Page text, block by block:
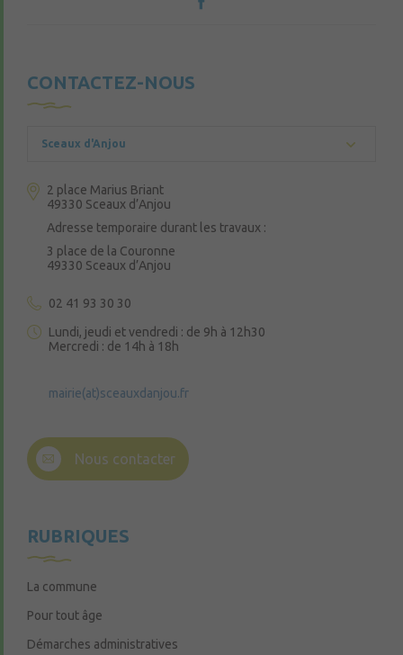
CONTACTEZ-NOUS
Sceaux d'Anjou
2 place Marius Briant
49330 Sceaux d’Anjou
Adresse temporaire durant les travaux :
3 place de la Couronne
49330 Sceaux d’Anjou
02 41 93 30 30
Lundi, jeudi et vendredi : de 9h à 12h30
Mercredi : de 14h à 18h
mairie(at)sceauxdanjou.fr
Nous contacter
RUBRIQUES
La commune
Pour tout âge
Démarches administratives